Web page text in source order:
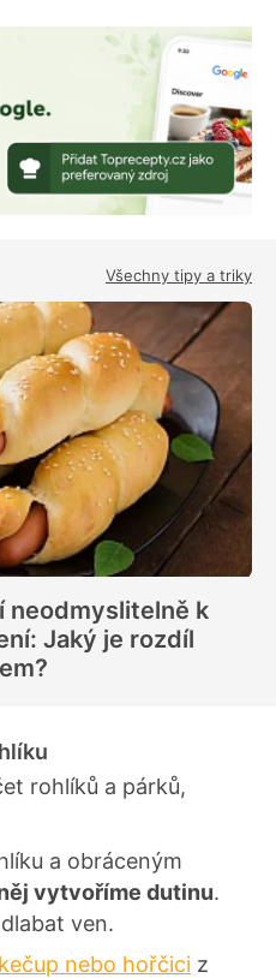
Všechny tipy a triky
neodmyslitelně k
Jaký je rozdíl
rohlíků a párků,
a obráceným
vytvoříme dutinu.
ven.
kečup nebo hořčici z